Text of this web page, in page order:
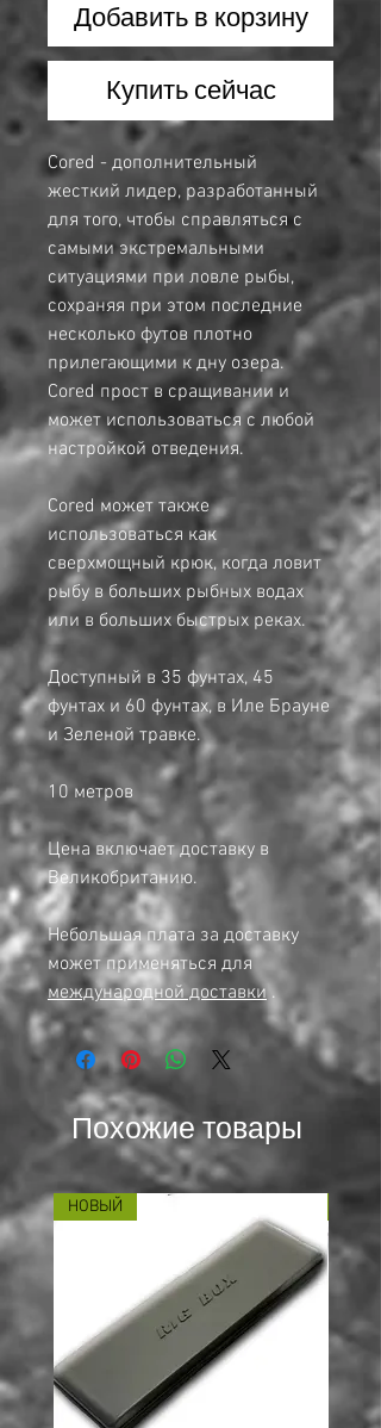
Добавить в корзину
Купить сейчас
Cored - дополнительный
жесткий лидер, разработанный
для того, чтобы справляться с
самыми экстремальными
ситуациями при ловле рыбы,
сохраняя при этом последние
несколько футов плотно
прилегающими к дну озера.
Cored прост в сращивании и
может использоваться с любой
настройкой отведения.
Cored может также
использоваться как
сверхмощный крюк, когда ловит
рыбу в больших рыбных водах
или в больших быстрых реках.
Доступный в 35 фунтах, 45
фунтах и 60 фунтах, в Иле Брауне
и Зеленой травке.
10 метров
Цена включает доставку в
Великобританию.
Небольшая плата за доставку
может применяться для
международной доставки .
Похожие товары
НОВЫЙ